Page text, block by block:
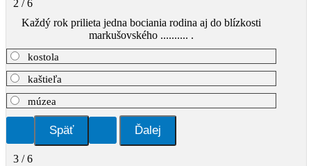
2 / 6
Každý rok prilieta jedna bociania rodina aj do blízkosti
markušovského .......... .
kostola
kaštieľa
múzea
3 / 6